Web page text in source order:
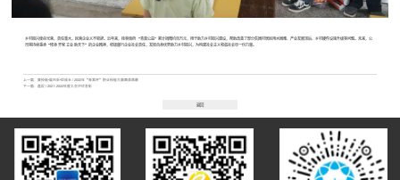
乡村振兴使命光荣，责任重大，民营企业义不容辞。近年来，桂林南药 “青蒿公益”累计捐赠约百万元，用于助力乡村振兴建设，帮助改善了部分贫困村居民用水困难、产业发展滞后、乡村硬件设施升级等问题。未来，公
司将持续秉承“修身 齐家 立业 助天下”的企业精神，积极履行企业社会责任，发挥自身优势助力乡村振兴，为构建社会主义和谐社会尽一份力量。
上一篇：
赛技能•展风采•促成长 | 2022年“青蒿杯”职业技能大赛圆满落幕
下一篇：喜报 | 2021~2022年度工会评优表彰
返回